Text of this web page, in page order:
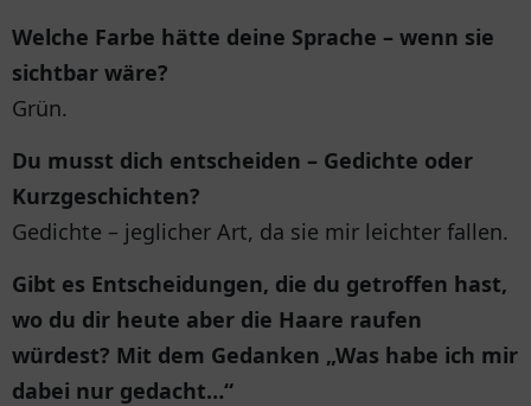
Welche Farbe hätte deine Sprache – wenn sie
sichtbar wäre?
Grün.
Du musst dich entscheiden – Gedichte oder
Kurzgeschichten?
Gedichte – jeglicher Art, da sie mir leichter fallen.
Gibt es Entscheidungen, die du getroffen hast,
wo du dir heute aber die Haare raufen
würdest? Mit dem Gedanken „Was habe ich mir
dabei nur gedacht…“